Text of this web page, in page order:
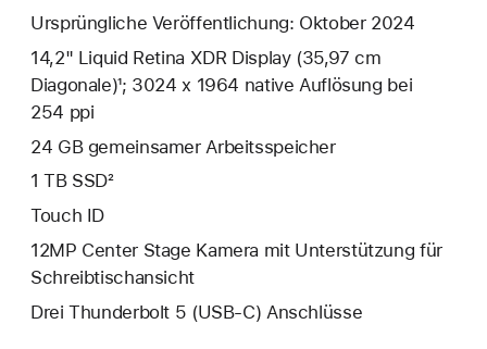
Ursprüngliche Veröffentlichung: Oktober 2024
14,2" Liquid Retina XDR Display (35,97 cm
Diagonale)¹; 3024 x 1964 native Auflösung bei
254 ppi
24 GB gemeinsamer Arbeitsspeicher
1 TB SSD²
Touch ID
12MP Center Stage Kamera mit Unterstützung für
Schreibtischansicht
Drei Thunderbolt 5 (USB‑C) Anschlüsse